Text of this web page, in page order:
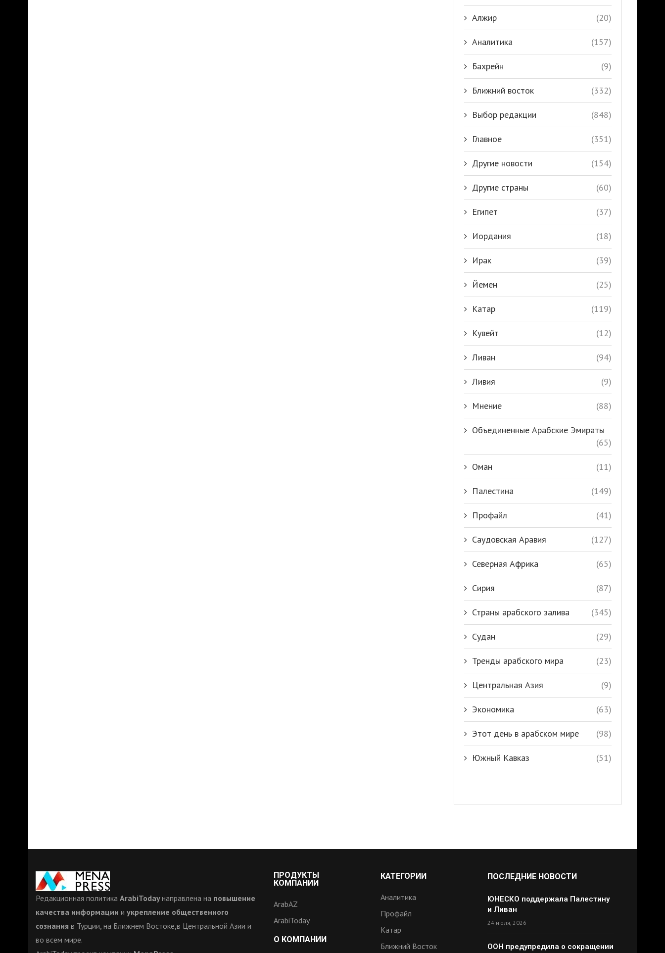
Алжир (20)
Аналитика (157)
Бахрейн (9)
Ближний восток (332)
Выбор редакции (848)
Главное (351)
Другие новости (154)
Другие страны (60)
Египет (37)
Иордания (18)
Ирак (39)
Йемен (25)
Катар (119)
Кувейт (12)
Ливан (94)
Ливия (9)
Мнение (88)
Объединенные Арабские Эмираты
(65)
Оман (11)
Палестина (149)
Профайл (41)
Саудовская Аравия (127)
Северная Африка (65)
Сирия (87)
Страны арабского залива (345)
Судан (29)
Тренды арабского мира (23)
Центральная Азия (9)
Экономика (63)
Этот день в арабском мире (98)
Южный Кавказ (51)
Редакционная политика ArabiTodayнаправлена на повышение
качества информации и укрепление общественного
сознания в Турции, на Ближнем Востоке,в Центральной Азии и
во всем мире.
ПРОДУКТЫ
КОМПАНИИ
ArabAZ
ArabiToday
О КОМПАНИИ
КАТЕГОРИИ
Аналитика
Профайл
Катар
Ближний Восток
ПОСЛЕДНИЕ НОВОСТИ
ЮНЕСКО поддержала Палестину
и Ливан
24 июля, 2026
ООН предупредила о сокращении